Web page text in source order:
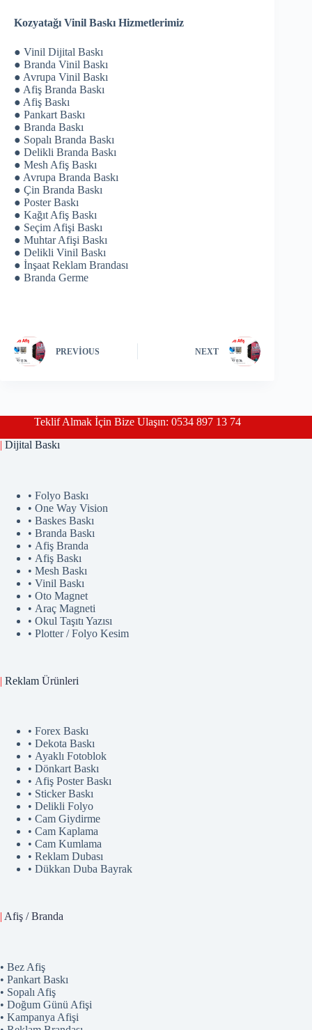
Kozyatağı Vinil Baskı Hizmetlerimiz
● Vinil Dijital Baskı
● Branda Vinil Baskı
● Avrupa Vinil Baskı
● Afiş Branda Baskı
● Afiş Baskı
● Pankart Baskı
● Branda Baskı
● Sopalı Branda Baskı
● Delikli Branda Baskı
● Mesh Afiş Baskı
● Avrupa Branda Baskı
● Çin Branda Baskı
● Poster Baskı
● Kağıt Afiş Baskı
● Seçim Afişi Baskı
● Muhtar Afişi Baskı
● Delikli Vinil Baskı
● İnşaat Reklam Brandası
● Branda Germe
PREVIOUS NEXT
Teklif Almak İçin Bize Ulaşın: 0534 897 13 74
| Dijital Baskı
• Folyo Baskı
• One Way Vision
• Baskes Baskı
• Branda Baskı
• Afiş Branda
• Afiş Baskı
• Mesh Baskı
• Vinil Baskı
• Oto Magnet
• Araç Magneti
• Okul Taşıtı Yazısı
• Plotter / Folyo Kesim
| Reklam Ürünleri
• Forex Baskı
• Dekota Baskı
• Ayaklı Fotoblok
• Dönkart Baskı
• Afiş Poster Baskı
• Sticker Baskı
• Delikli Folyo
• Cam Giydirme
• Cam Kaplama
• Cam Kumlama
• Reklam Dubası
• Dükkan Duba Bayrak
| Afiş / Branda
• Bez Afiş
• Pankart Baskı
• Sopalı Afiş
• Doğum Günü Afişi
• Kampanya Afişi